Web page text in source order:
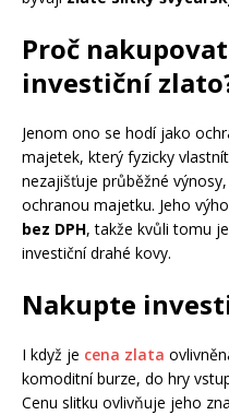
Proč
investiční
Jenom ono se hodí jako
majetek, který fyzicky
nezajišťuje průběžné
ochranou majetku. Jeho
bez DPH, takže kvůli tomu
investiční drahé kovy.
Nakupte
I když je cena zlata
komoditní burze, do hry
Cenu slitku ovlivňuje jeho